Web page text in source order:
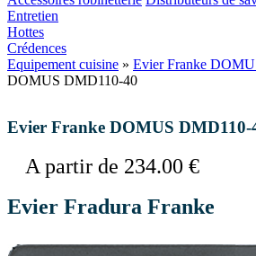
Entretien
Hottes
Crédences
Equipement cuisine » Evier Franke
DOMUS DMD110-40
Evier Franke DOMUS DMD110-
A partir de 234.00 €
Evier Fradura Franke